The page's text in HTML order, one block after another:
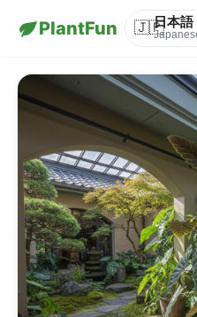
PlantFun 🇯🇵日本語